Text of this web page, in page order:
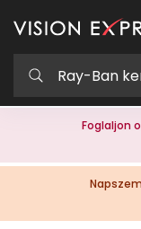
Foglaljon